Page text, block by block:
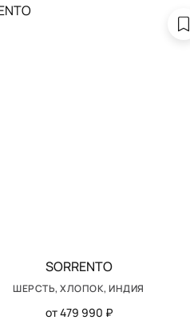
SORRENTO
ШЕРСТЬ, ХЛОПОК, ИНДИЯ
от 479 990 ₽